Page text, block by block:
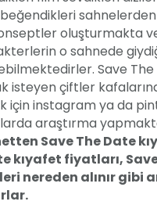
sahnelerden
oluşturmakta
o sahnede
Save
isteyen çiftler
için instagram ya da
araştırma
Save The Date
kıyafet fiyatları,
nereden alınır gibi